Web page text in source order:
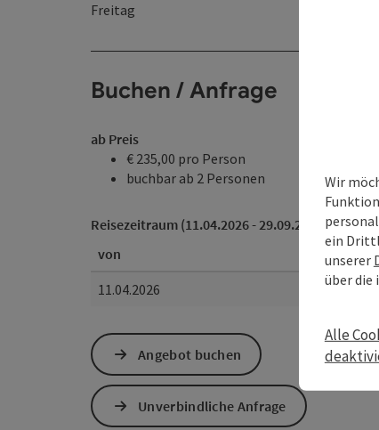
Freitag
Buchen / Anfrage
ab Preis
€ 235,00 pro Person
buchbar ab 2 Personen
Reisezeitraum (11.04.2026 - 29.09.2026)
von
11.04.2026
Angebot buchen
Unverbindliche Anfrage
Wir
ein
unserer
über die
Alle